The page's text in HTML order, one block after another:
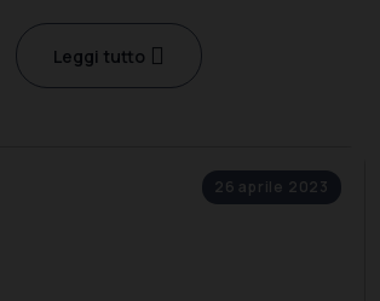
Leggi tutto
26 aprile 2023